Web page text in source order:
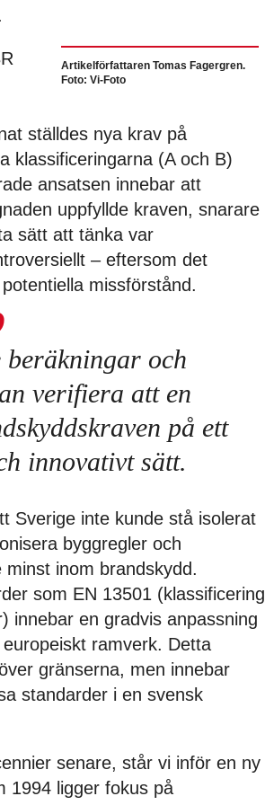
Artikelförfattaren Tomas Fagergren.
Foto: Vi-Foto
ställdes nya krav på
klassificeringarna (A och B)
ansatsen innebar att
uppfyllde kraven, snarare
sätt att tänka var
– eftersom det
missförstånd.
beräkningar och
verifiera att en
på ett
innovativt sätt.
Sverige inte kunde stå isolerat
byggregler och
inom brandskydd.
som EN 13501 (klassificering
innebar en gradvis anpassning
ramverk. Detta
gränserna, men innebar
standarder i en svensk
senare, står vi inför en ny
1994 ligger fokus på